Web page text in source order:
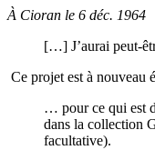
À Cioran le 6 déc. 1964
[…] J’aurai peut-
Ce projet est à nouveau
… pour ce qui est
dans la collection
facultative).